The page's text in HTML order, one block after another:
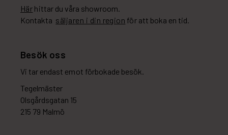
Här hittar du våra showroom.
Kontakta säljaren i din region för att boka en tid.
Besök oss
Vi tar endast emot förbokade besök.
Tegelmäster
Olsgårdsgatan 15
215 79 Malmö